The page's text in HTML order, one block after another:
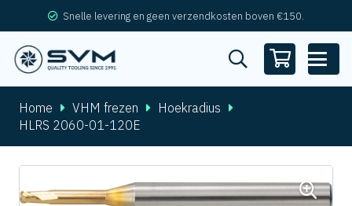
Snelle levering en geen verzendkosten boven €150.
Home VHM frezen
Hoekradius
HLRS 2060-01-120E